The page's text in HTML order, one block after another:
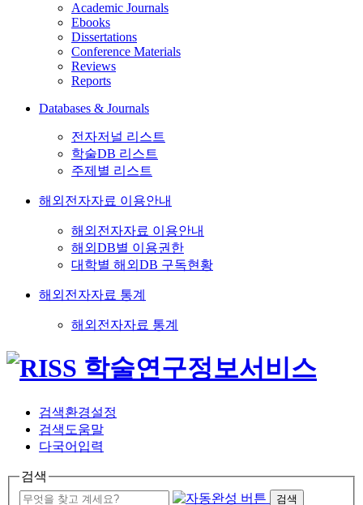
Academic Journals
Ebooks
Dissertations
Conference Materials
Reviews
Reports
Databases & Journals
전자저널 리스트
학술DB 리스트
주제별 리스트
해외전자자료 이용안내
해외전자자료 이용안내
해외DB별 이용권한
대학별 해외DB 구독현황
해외전자자료 통계
해외전자자료 통계
검색환경설정
검색도움말
다국어입력
검색
검색